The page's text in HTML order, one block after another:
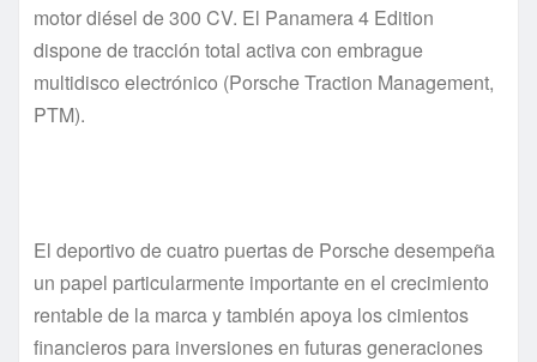
motor diésel de 300 CV. El Panamera 4 Edition
dispone de tracción total activa con embrague
multidisco electrónico (Porsche Traction Management,
PTM).
El deportivo de cuatro puertas de Porsche desempeña
un papel particularmente importante en el crecimiento
rentable de la marca y también apoya los cimientos
financieros para inversiones en futuras generaciones